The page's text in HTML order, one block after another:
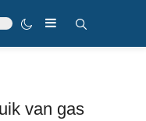
van gas